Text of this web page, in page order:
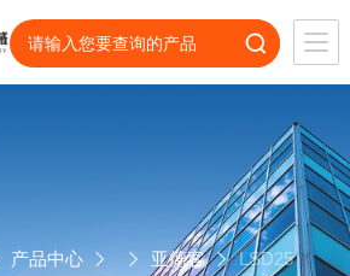
产品中心 亚德客
LSD25